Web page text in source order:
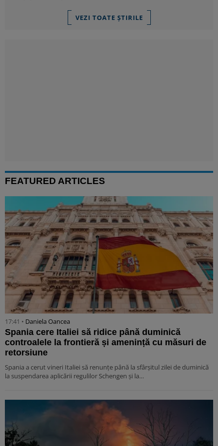
VEZI TOATE ȘTIRILE
FEATURED ARTICLES
17:41 • Daniela Oancea
Spania cere Italiei să ridice până duminică
controalele la frontieră și amenință cu măsuri de
retorsiune
Spania a cerut vineri Italiei să renunțe până la sfârșitul zilei de duminică
la suspendarea aplicării regulilor Schengen și la…